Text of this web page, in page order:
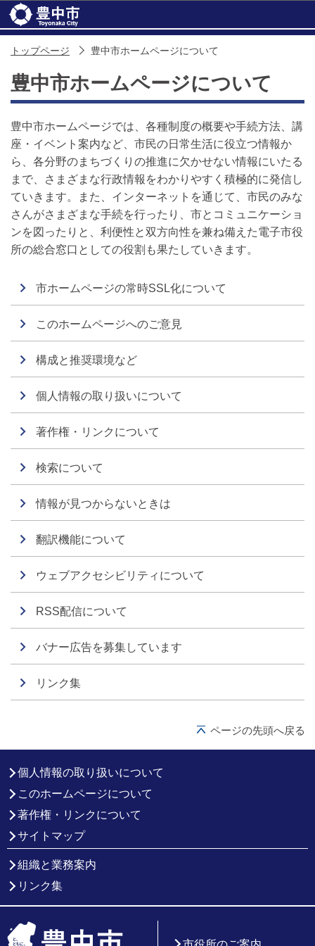
トップページ 豊中市ホームページについて
豊中市ホームページについて
豊中市ホームページでは、各種制度の概要や手続方法、講
座・イベント案内など、市民の日常生活に役立つ情報か
ら、各分野のまちづくりの推進に欠かせない情報にいたる
まで、さまざまな行政情報をわかりやすく積極的に発信し
ていきます。また、インターネットを通じて、市民のみな
さんがさまざまな手続を行ったり、市とコミュニケーショ
ンを図ったりと、利便性と双方向性を兼ね備えた電子市役
所の総合窓口としての役割も果たしていきます。
市ホームページの常時SSL化について
このホームページへのご意見
構成と推奨環境など
個人情報の取り扱いについて
著作権・リンクについて
検索について
情報が見つからないときは
翻訳機能について
ウェブアクセシビリティについて
RSS配信について
バナー広告を募集しています
リンク集
ページの先頭へ戻る
個人情報の取り扱いについて
このホームページについて
著作権・リンクについて
サイトマップ
組織と業務案内
リンク集